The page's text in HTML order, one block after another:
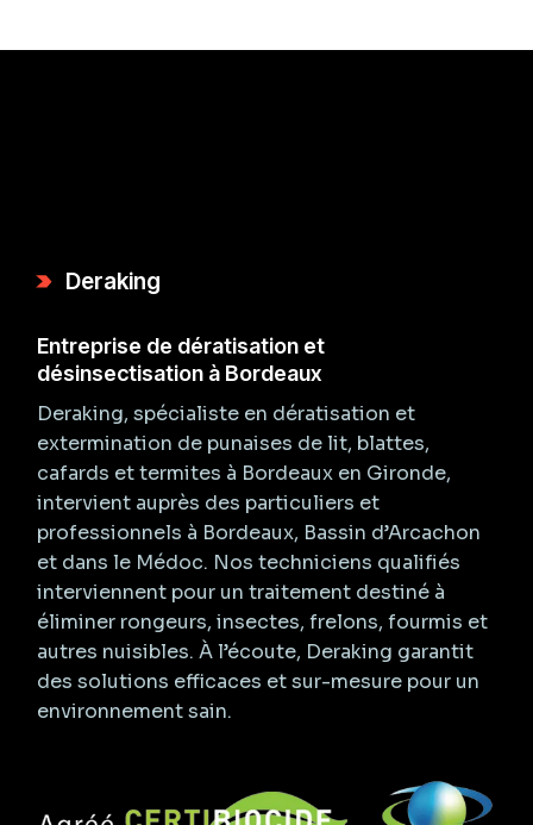
Deraking
Entreprise de dératisation et
désinsectisation à Bordeaux
Deraking, spécialiste en dératisation et
extermination de punaises de lit, blattes,
cafards et termites à Bordeaux en Gironde,
intervient auprès des particuliers et
professionnels à Bordeaux, Bassin d’Arcachon
et dans le Médoc. Nos techniciens qualifiés
interviennent pour un traitement destiné à
éliminer rongeurs, insectes, frelons, fourmis et
autres nuisibles. À l’écoute, Deraking garantit
des solutions efficaces et sur-mesure pour un
environnement sain.